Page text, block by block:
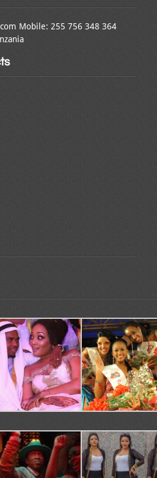
Mobile: 255 756 348 364